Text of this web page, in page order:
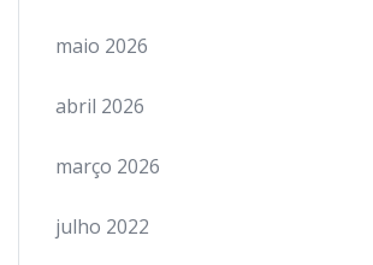
maio 2026
abril 2026
março 2026
julho 2022